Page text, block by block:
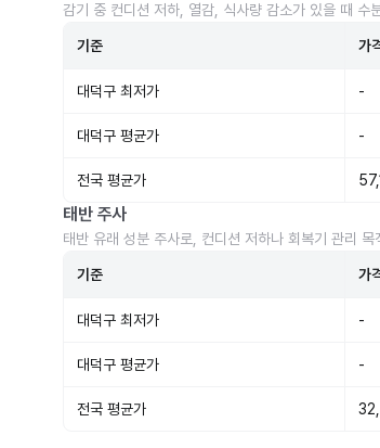
감기 중 컨디션 저하, 열감, 식사량 감소가 있을 때 수
기준 가
대덕구 최저가 -
대덕구 평균가 -
전국 평균가
태반 주사
태반 유래 성분 주사로, 컨디션 저하나 회복기 관리
기준 가
대덕구 최저가 -
대덕구 평균가 -
전국 평균가